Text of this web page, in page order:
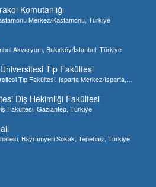
Komutanlığı
Merkez/Kastamonu, Türkiye
Akvaryum, Bakırköy/İstanbul, Türkiye
Tıp Fakültesi
Tıp Fakültesi, Isparta Merkez/Isparta,
Diş Hekimliği Fakültesi
Fakültesi, Gaziantep, Türkiye
Bayramyeri Sokak, Tepebaşı, Türkiye